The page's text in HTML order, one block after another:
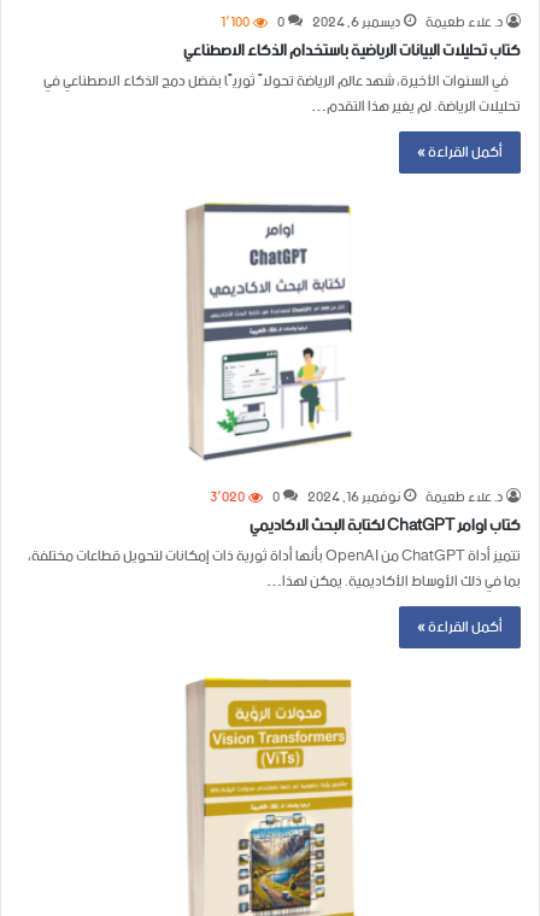
د. علاء طعيمة ديسمبر 6, 2024 0 1٬100
كتاب تحليلات البيانات الرياضية باستخدام الذكاء الاصطناعي
في السنوات الأخيرة، شهد عالم الرياضة تحولاً ثوريًا بفضل دمج الذكاء الاصطناعي في
تحليلات الرياضة. لم يغير هذا التقدم…
أكمل القراءة »
د. علاء طعيمة نوفمبر 16, 2024 0 3٬020
كتاب اوامر ChatGPT لكتابة البحث الاكاديمي
تتميز أداة ChatGPT من OpenAI بأنها أداة ثورية ذات إمكانات لتحويل قطاعات مختلفة،
بما في ذلك الأوساط الأكاديمية. يمكن لهذا…
أكمل القراءة »